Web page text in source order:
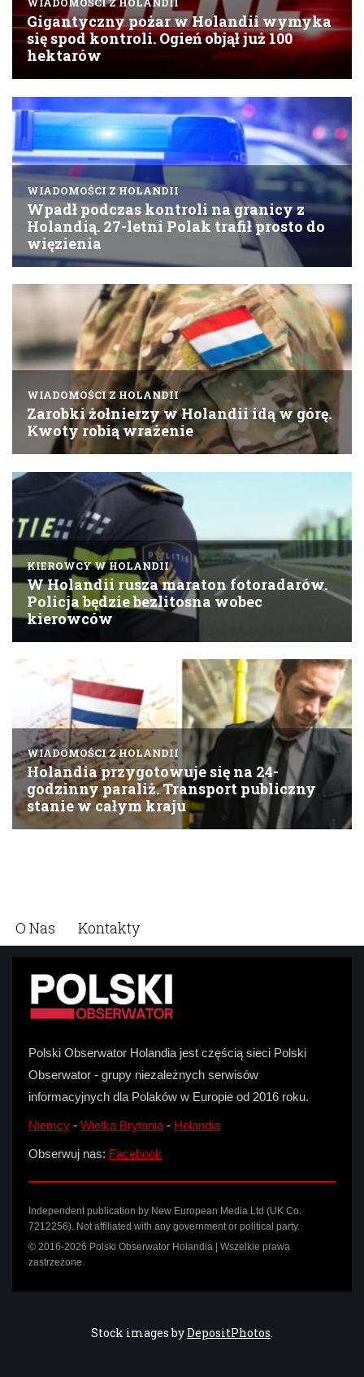
O Nas Kontakty
Polski Obserwator Holandia jest częścią sieci Polski
Obserwator - grupy niezależnych serwisów
informacyjnych dla Polaków w Europie od 2016 roku.
Niemcy - Wielka Brytania - Holandia
Obserwuj nas: Facebook
Independent publication by New European Media Ltd (UK Co.
7212256). Not affiliated with any government or political party.
© 2016-2026 Polski Obserwator Holandia | Wszelkie prawa
zastrzeżone.
Stock images byDepositPhotos.